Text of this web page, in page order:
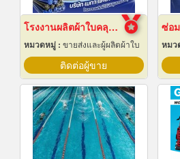
โรงงานผลิตผ้าใบคลุมรถบรรทุก
หมวดหมู่ : ขายส่งและผู้ผลิตผ้าใบ
ติดต่อผู้ขาย
ซ่อ
หมว